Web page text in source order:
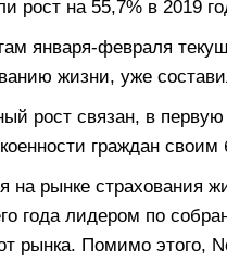
рост на 55,7% в 2019
января-февраля
жизни, уже
рост связан, в
граждан
на рынке страхования
года лидером по
рынка. Помимо этого,